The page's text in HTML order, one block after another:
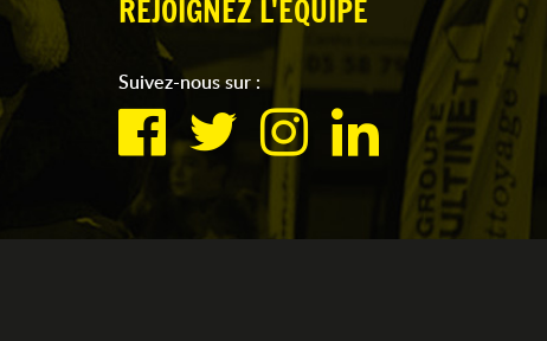
REJOIGNEZ L'ÉQUIPE
Suivez-nous sur :